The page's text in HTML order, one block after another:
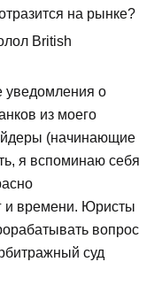
на рынке?
British
уведомления о
из моего
(начинающие
я вспоминаю себя
и времени. Юристы
вопрос
суд